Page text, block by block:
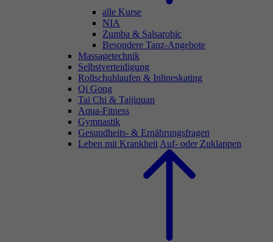
alle Kurse
NIA
Zumba & Salsarobic
Besondere Tanz-Angebote
Massagetechnik
Selbstverteidigung
Rollschuhlaufen & Inlineskating
Qi Gong
Tai Chi & Taijiquan
Aqua-Fitness
Gymnastik
Gesundheits- & Ernährungsfragen
Leben mit Krankheit Auf- oder Zuklappen